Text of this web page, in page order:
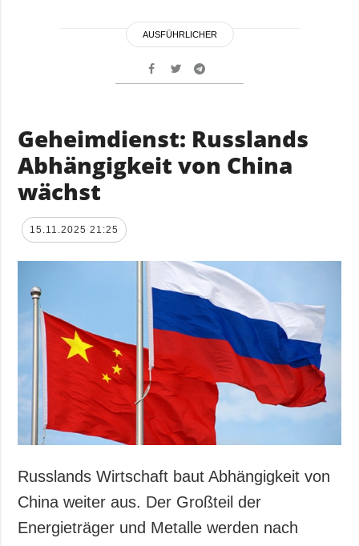
AUSFÜHRLICHER
Geheimdienst: Russlands
Abhängigkeit von China
wächst
15.11.2025 21:25
Russlands Wirtschaft baut Abhängigkeit von
China weiter aus. Der Großteil der
Energieträger und Metalle werden nach